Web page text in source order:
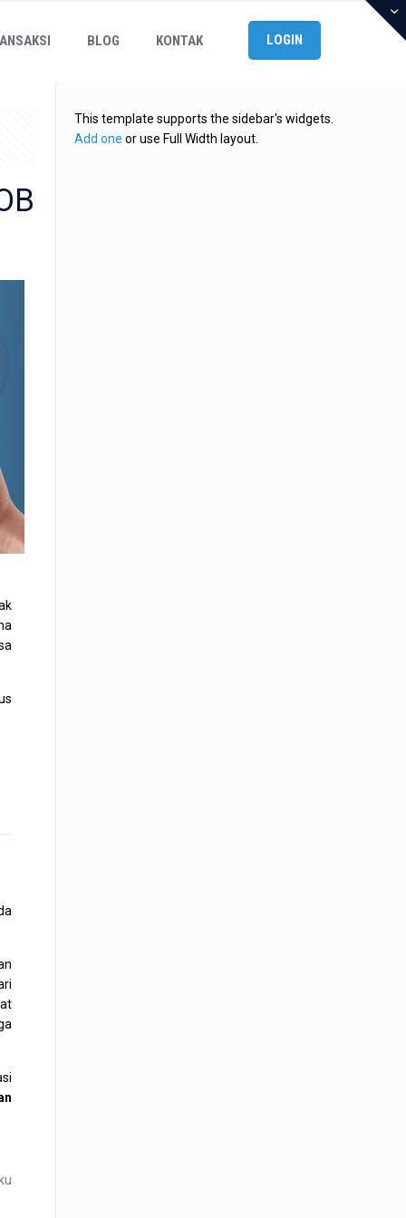
BLOG KONTAK LOGIN
This template supports the sidebar's widgets.
Add one or use Full Width layout.